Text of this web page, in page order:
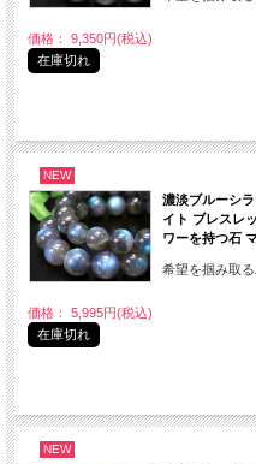
価格： 9,350円(税込)
在庫切れ
NEW
濃淡ブルーシ
イト ブレスレ
ワーを持つ石
希望を掴み取
価格： 5,995円(税込)
在庫切れ
NEW